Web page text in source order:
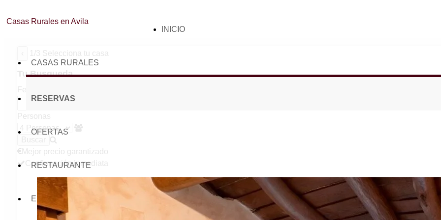
Casas Rurales en Avila
CONTENIDO
INICIO
CASAS RURALES
RESERVAS
OFERTAS
RESTAURANTE
ENTORNO
1/3 Selecciona tu casa
Tu Busqueda
Fechas de llegada y salida
Personas
Mejor precio garantizado
Confirmación inmediata